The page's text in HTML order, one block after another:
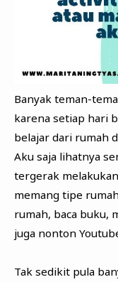
Banyak teman-
karena setiap hari
belajar dari rumah
Aku saja lihatnya
tergerak
memang tipe
rumah, baca buku,
juga nonton
Tak sedikit pula